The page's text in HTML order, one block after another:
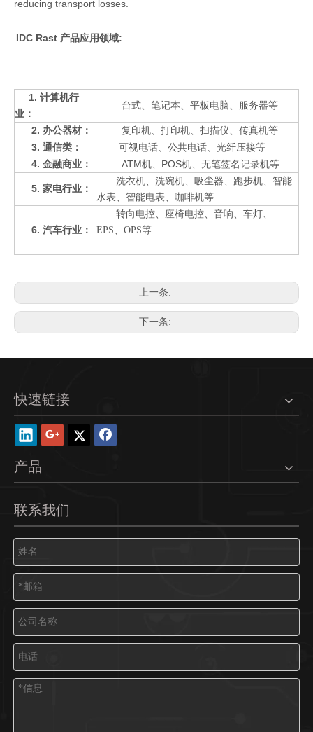
黄铜母端子(与胶壳P5008互配) T5008 AWG# 16-20 RAST 5.0mm胶壳(与端子T5009互配) P5009
reducing transport losses.
IDC Rast 产品应用领域:
1. 计算机行
业：
台式、笔记本、平板电脑、服务器等
2. 办公器材：
复印机、打印机、扫描仪、传真机等
3. 通信类：
可视电话、公共电话、光纤压接等
4. 金融商业：
ATM机、POS机、无笔签名记录机等
5. 家电行业：
洗衣机、洗碗机、吸尘器、跑步机、智能
水表、智能电表、咖啡机等
6. 汽车行业：
转向电控、座椅电控、音响、车灯、
EPS、OPS等
上一条:
下一条:
快速链接
产品
联系我们